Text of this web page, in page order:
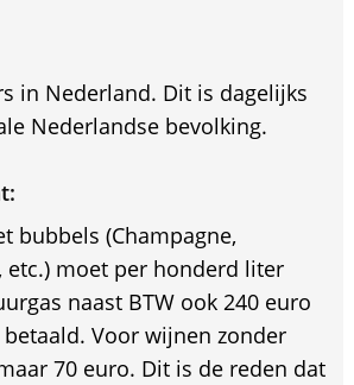
in Nederland. Dit is dagelijks
Nederlandse bevolking.
bubbels (Champagne,
etc.) moet per honderd liter
naast BTW ook 240 euro
Voor wijnen zonder
70 euro. Dit is de reden dat